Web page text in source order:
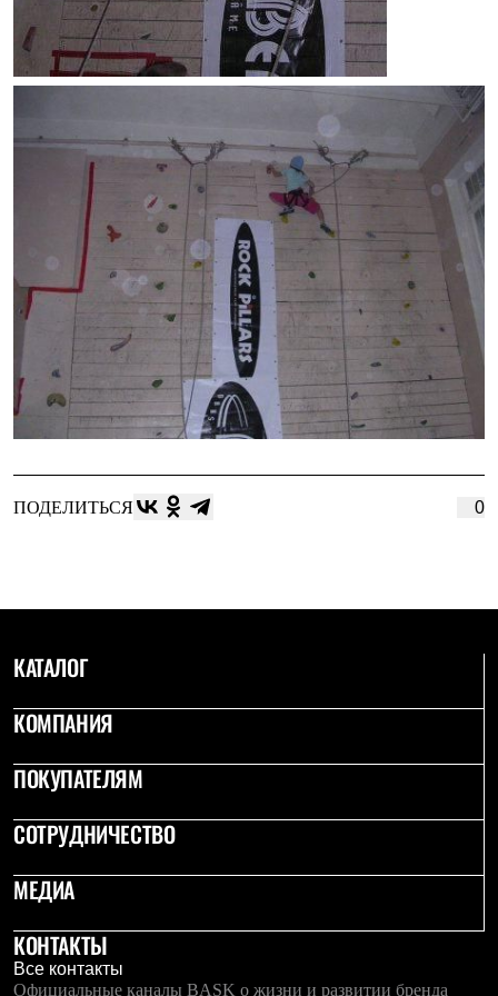
ПОДЕЛИТЬСЯ 0
КАТАЛОГ
КОМПАНИЯ
ПОКУПАТЕЛЯМ
СОТРУДНИЧЕСТВО
МЕДИА
КОНТАКТЫ
Все контакты
Официальные каналы BASK о жизни и развитии бренда